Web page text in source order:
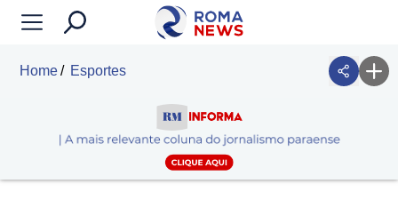
Home Esportes